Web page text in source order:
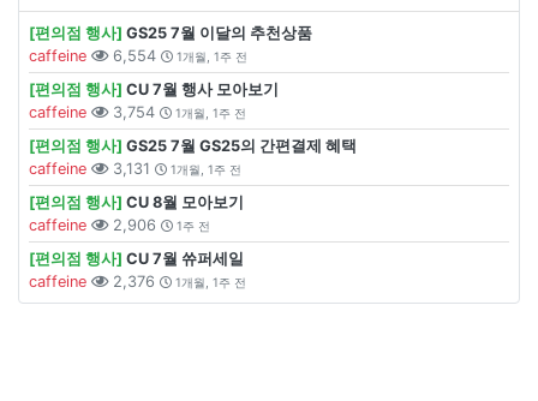
[편의점 행사] GS25 7월 이달의 추천상품
caffeine
6,554 1개월, 1주 전
[편의점 행사] CU 7월 행사 모아보기
caffeine
3,754 1개월, 1주 전
[편의점 행사] GS25 7월 GS25의 간편결제 혜택
caffeine
3,131 1개월, 1주 전
[편의점 행사] CU 8월 모아보기
caffeine
2,906 1주 전
[편의점 행사] CU 7월 쓔퍼세일
caffeine
2,376 1개월, 1주 전